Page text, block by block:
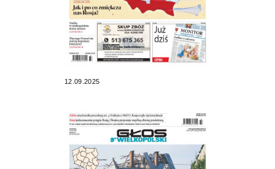
12.09.2025